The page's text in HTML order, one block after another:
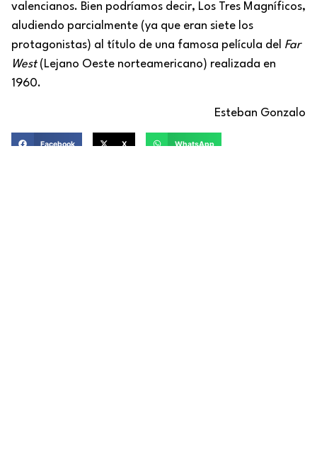
valencianos. Bien podríamos decir, Los Tres Magníficos,
aludiendo parcialmente (ya que eran siete los
protagonistas) al título de una famosa película del Far
West(Lejano Oeste norteamericano) realizada en
1960.
Esteban Gonzalo
Facebook X WhatsApp